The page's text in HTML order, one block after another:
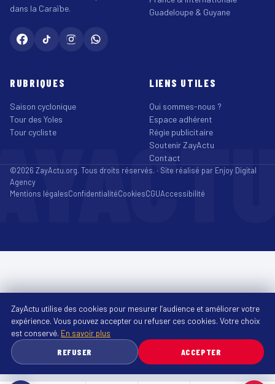
dans la Caraïbe.
Guadeloupe & Guyane
RUBRIQUES
Saison cyclonique
Tour des Yoles
Tour cycliste
LIENS UTILES
Qui sommes-nous ?
Espace adhérent
Régie publicitaire
Soutenir ZayActu
Contact
©2026 ZayActu.org. Tous droits réservés. · Site réalisé par Enjoy Digital
Agency
Mentions légalesConfidentialitéCookiesCGUAccessibilité
ZayActu utilise des cookies pour mesurer l’audience et améliorer votre
expérience. Vous pouvez accepter ou refuser ces cookies. Votre choix
est conservé. En savoir plus
REFUSER
ACCEPTER